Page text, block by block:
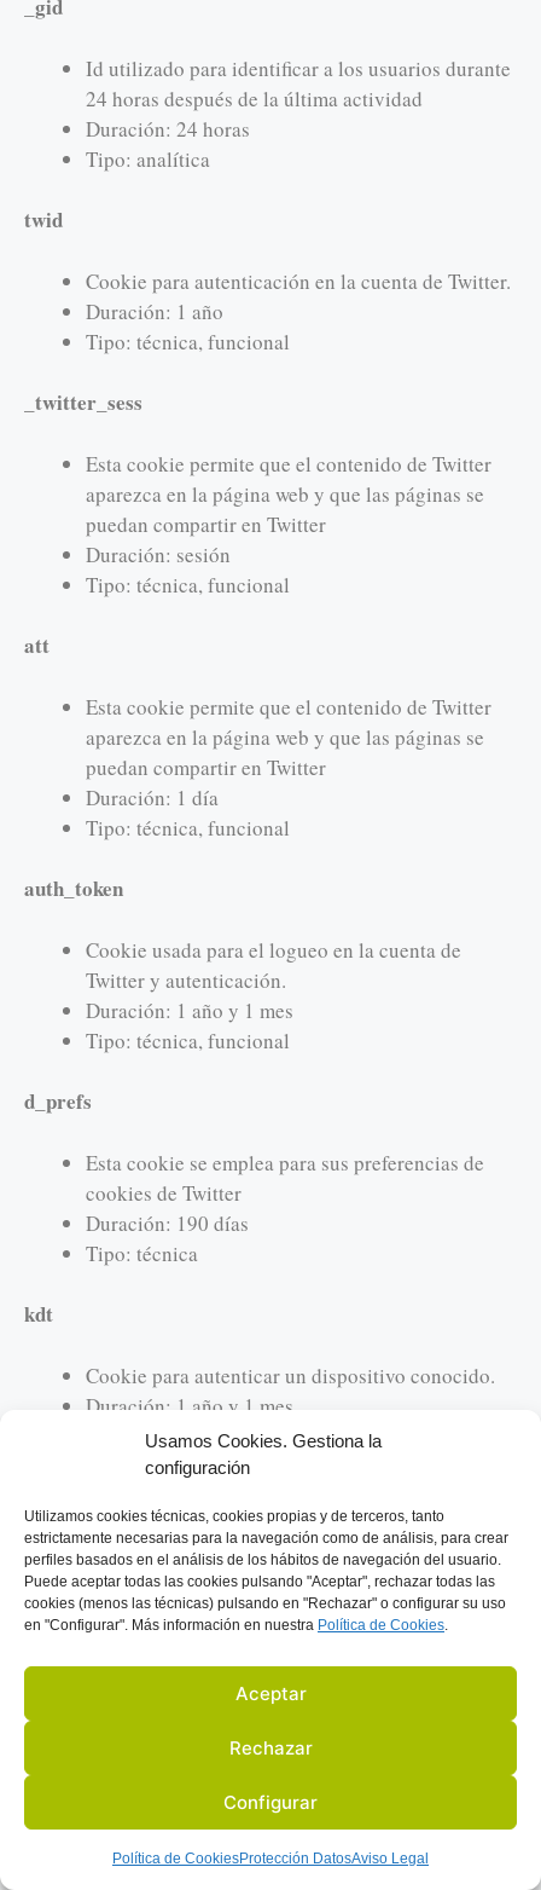
Usamos Cookies. Gestiona la
configuración
Utilizamos cookies técnicas, cookies propias y de terceros, tanto
estrictamente necesarias para la navegación como de análisis, para crear
perfiles basados en el análisis de los hábitos de navegación del usuario.
Puede aceptar todas las cookies pulsando "Aceptar", rechazar todas las
cookies (menos las técnicas) pulsando en "Rechazar" o configurar su uso
en "Configurar". Más información en nuestra Política de Cookies.
Aceptar
Rechazar
Configurar
Política de CookiesProtección DatosAviso Legal
_gid
Id utilizado para identificar a los usuarios durante
24 horas después de la última actividad
Duración: 24 horas
Tipo: analítica
twid
Cookie para autenticación en la cuenta de Twitter.
Duración: 1 año
Tipo: técnica, funcional
_twitter_sess
Esta cookie permite que el contenido de Twitter
aparezca en la página web y que las páginas se
puedan compartir en Twitter
Duración: sesión
Tipo: técnica, funcional
att
Esta cookie permite que el contenido de Twitter
aparezca en la página web y que las páginas se
puedan compartir en Twitter
Duración: 1 día
Tipo: técnica, funcional
auth_token
Cookie usada para el logueo en la cuenta de
Twitter y autenticación.
Duración: 1 año y 1 mes
Tipo: técnica, funcional
d_prefs
Esta cookie se emplea para sus preferencias de
cookies de Twitter
Duración: 190 días
Tipo: técnica
kdt
Cookie para autenticar un dispositivo conocido.
Duración: 1 año y 1 mes
Tipo: técnica, funcional
Esta cookie es para la funcionalidad y
autorización de aplicaciones externas.
Duración: 1 año
ct0
Duración: 1 año y 1 mes
Tipo: técnica, funcional